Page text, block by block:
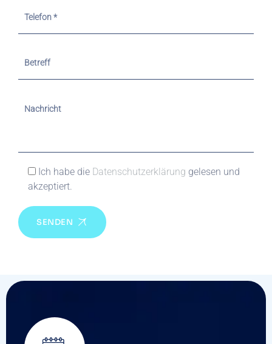
Ich habe die Datenschutzerklärung gelesen und
akzeptiert.
SENDEN